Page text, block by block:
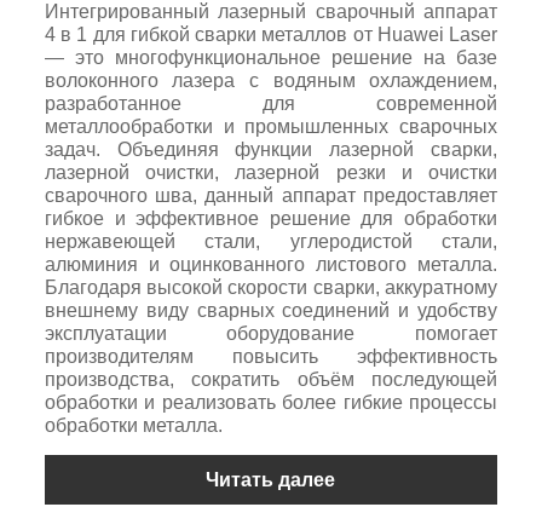
Интегрированный лазерный сварочный аппарат
4 в 1 для гибкой сварки металлов от Huawei Laser
— это многофункциональное решение на базе
волоконного лазера с водяным охлаждением,
разработанное для современной
металлообработки и промышленных сварочных
задач. Объединяя функции лазерной сварки,
лазерной очистки, лазерной резки и очистки
сварочного шва, данный аппарат предоставляет
гибкое и эффективное решение для обработки
нержавеющей стали, углеродистой стали,
алюминия и оцинкованного листового металла.
Благодаря высокой скорости сварки, аккуратному
внешнему виду сварных соединений и удобству
эксплуатации оборудование помогает
производителям повысить эффективность
производства, сократить объём последующей
обработки и реализовать более гибкие процессы
обработки металла.
Читать далее